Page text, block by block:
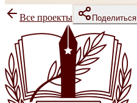
Все проекты Поделиться